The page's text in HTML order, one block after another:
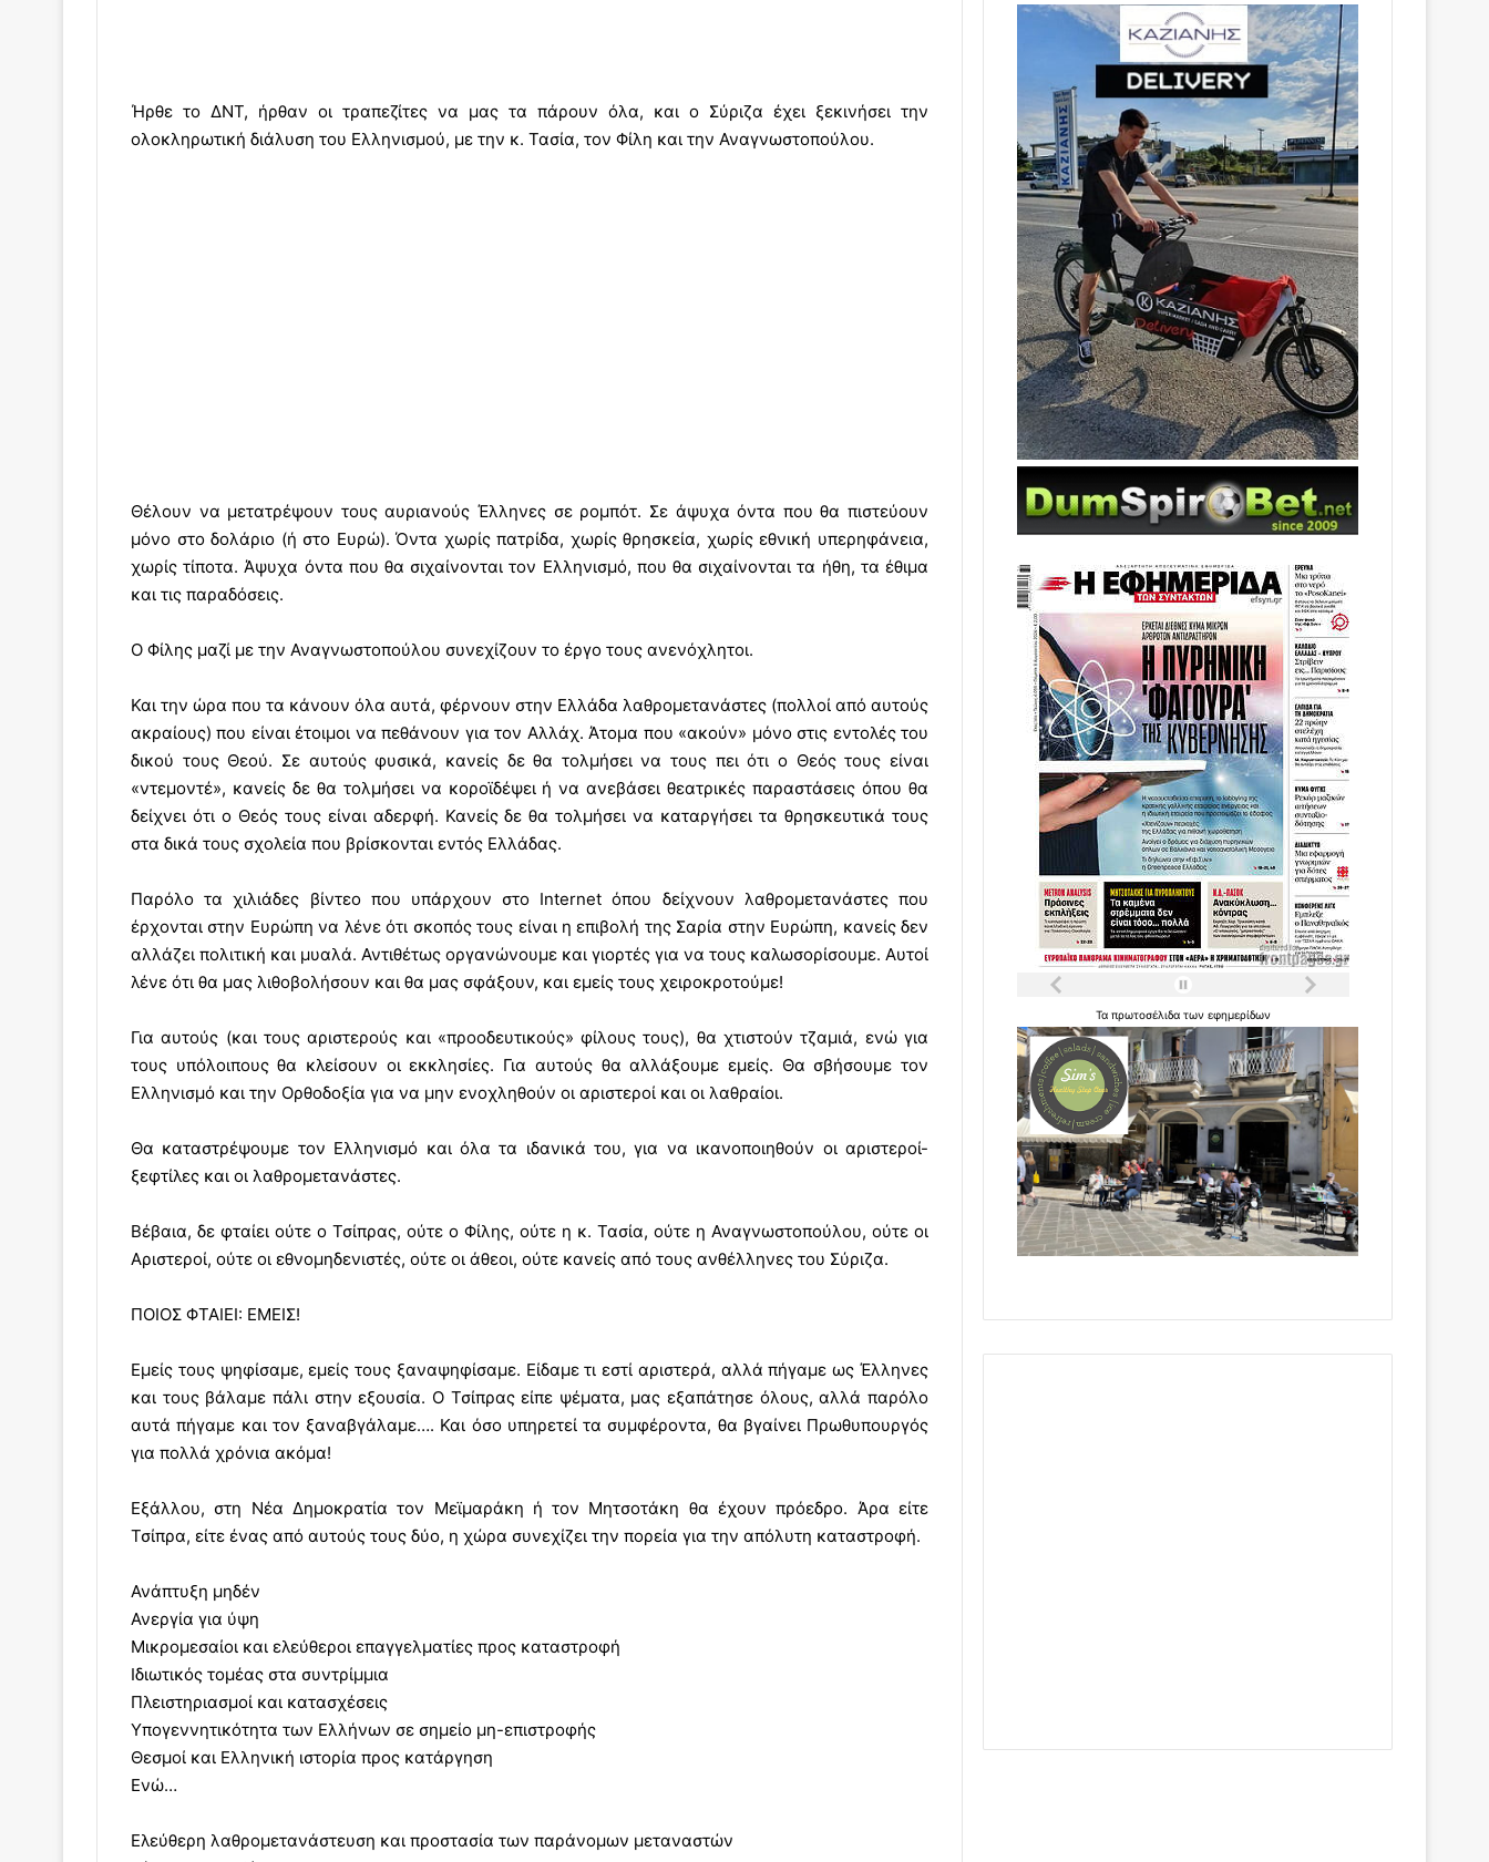
Ήρθε το ΔΝΤ, ήρθαν οι τραπεζίτες να μας τα πάρουν όλα, και ο Σύριζα έχει ξεκινήσει την
ολοκληρωτική διάλυση του Ελληνισμού, με την κ. Τασία, τον Φίλη και την Αναγνωστοπούλου.
Θέλουν να μετατρέψουν τους αυριανούς Έλληνες σε ρομπότ. Σε άψυχα όντα που θα πιστεύουν
μόνο στο δολάριο (ή στο Ευρώ). Όντα χωρίς πατρίδα, χωρίς θρησκεία, χωρίς εθνική υπερηφάνεια,
χωρίς τίποτα. Άψυχα όντα που θα σιχαίνονται τον Ελληνισμό, που θα σιχαίνονται τα ήθη, τα έθιμα
και τις παραδόσεις.
Ο Φίλης μαζί με την Αναγνωστοπούλου συνεχίζουν το έργο τους ανενόχλητοι.
Και την ώρα που τα κάνουν όλα αυτά, φέρνουν στην Ελλάδα λαθρομετανάστες (πολλοί από αυτούς
ακραίους) που είναι έτοιμοι να πεθάνουν για τον Αλλάχ. Άτομα που «ακούν» μόνο στις εντολές του
δικού τους Θεού. Σε αυτούς φυσικά, κανείς δε θα τολμήσει να τους πει ότι ο Θεός τους είναι
«ντεμοντέ», κανείς δε θα τολμήσει να κοροϊδέψει ή να ανεβάσει θεατρικές παραστάσεις όπου θα
δείχνει ότι ο Θεός τους είναι αδερφή. Κανείς δε θα τολμήσει να καταργήσει τα θρησκευτικά τους
στα δικά τους σχολεία που βρίσκονται εντός Ελλάδας.
Παρόλο τα χιλιάδες βίντεο που υπάρχουν στο Internet όπου δείχνουν λαθρομετανάστες που
έρχονται στην Ευρώπη να λένε ότι σκοπός τους είναι η επιβολή της Σαρία στην Ευρώπη, κανείς δεν
αλλάζει πολιτική και μυαλά. Αντιθέτως οργανώνουμε και γιορτές για να τους καλωσορίσουμε. Αυτοί
λένε ότι θα μας λιθοβολήσουν και θα μας σφάξουν, και εμείς τους χειροκροτούμε!
Για αυτούς (και τους αριστερούς και «προοδευτικούς» φίλους τους), θα χτιστούν τζαμιά, ενώ για
τους υπόλοιπους θα κλείσουν οι εκκλησίες. Για αυτούς θα αλλάξουμε εμείς. Θα σβήσουμε τον
Ελληνισμό και την Ορθοδοξία για να μην ενοχληθούν οι αριστεροί και οι λαθραίοι.
Θα καταστρέψουμε τον Ελληνισμό και όλα τα ιδανικά του, για να ικανοποιηθούν οι αριστεροί-
ξεφτίλες και οι λαθρομετανάστες.
Βέβαια, δε φταίει ούτε ο Τσίπρας, ούτε ο Φίλης, ούτε η κ. Τασία, ούτε η Αναγνωστοπούλου, ούτε οι
Αριστεροί, ούτε οι εθνομηδενιστές, ούτε οι άθεοι, ούτε κανείς από τους ανθέλληνες του Σύριζα.
ΠΟΙΟΣ ΦΤΑΙΕΙ: ΕΜΕΙΣ!
Εμείς τους ψηφίσαμε, εμείς τους ξαναψηφίσαμε. Είδαμε τι εστί αριστερά, αλλά πήγαμε ως Έλληνες
και τους βάλαμε πάλι στην εξουσία. Ο Τσίπρας είπε ψέματα, μας εξαπάτησε όλους, αλλά παρόλο
αυτά πήγαμε και τον ξαναβγάλαμε…. Και όσο υπηρετεί τα συμφέροντα, θα βγαίνει Πρωθυπουργός
για πολλά χρόνια ακόμα!
Εξάλλου, στη Νέα Δημοκρατία τον Μεϊμαράκη ή τον Μητσοτάκη θα έχουν πρόεδρο. Άρα είτε
Τσίπρα, είτε ένας από αυτούς τους δύο, η χώρα συνεχίζει την πορεία για την απόλυτη καταστροφή.
Ανάπτυξη μηδέν
Ανεργία για ύψη
Μικρομεσαίοι και ελεύθεροι επαγγελματίες προς καταστροφή
Ιδιωτικός τομέας στα συντρίμμια
Πλειστηριασμοί και κατασχέσεις
Υπογεννητικότητα των Ελλήνων σε σημείο μη-επιστροφής
Θεσμοί και Ελληνική ιστορία προς κατάργηση
Ενώ…
Ελεύθερη λαθρομετανάστευση και προστασία των παράνομων μεταναστών
Ταπρωτοσέλιδατωνεφημερίδων